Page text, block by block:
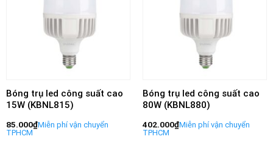
Bóng trụ led công suất cao
15W (KBNL815)
85.000₫
Bóng trụ led công suất cao
80W (KBNL880)
402.000₫